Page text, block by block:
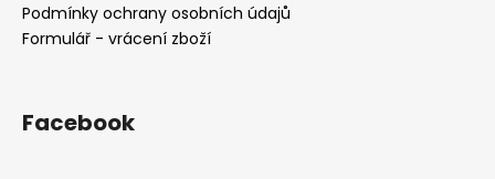
Podmínky ochrany osobních údajů
Formulář - vrácení zboží
Facebook